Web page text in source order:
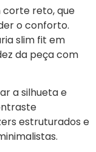
corte reto, que
o conforto.
slim fit em
da peça com
a silhueta e
estruturados e